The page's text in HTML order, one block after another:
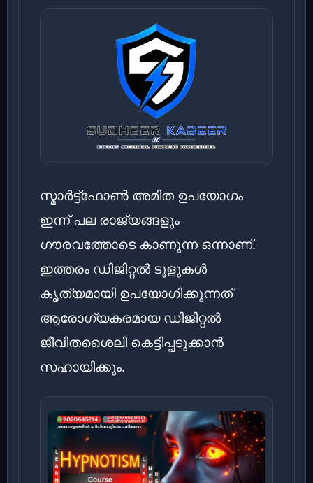
സ്മാർട്ട്ഫോൺ അമിത ഉപയോഗം
ഇന്ന് പല രാജ്യങ്ങളും
ഗൗരവത്തോടെ കാണുന്ന ഒന്നാണ്.
ഇത്തരം ഡിജിറ്റൽ ടൂളുകൾ
കൃത്യമായി ഉപയോഗിക്കുന്നത്
ആരോഗ്യകരമായ ഡിജിറ്റൽ
ജീവിതശൈലി കെട്ടിപ്പടുക്കാൻ
സഹായിക്കും.